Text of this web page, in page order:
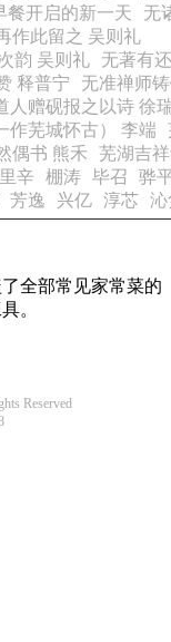
餐开启的新一天
无
作此留之 吴则礼
韵 吴则礼
无著有
释普宁
无准禅师
人赠砚报之以诗 徐
作芜城怀古） 李端
偶书 熊禾
芜湖吉
里辛 棚涛 毕召
骅
芳逸 兴亿 淳芯 沁
全部常见家常菜的
。
Reserved